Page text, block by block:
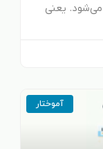
می‌شود. یعنی
آموختار